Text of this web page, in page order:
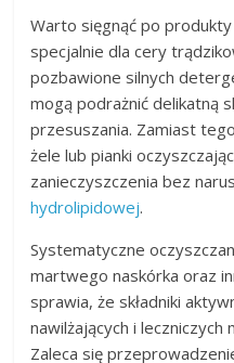
Warto sięgnąć po
specjalnie dla cery
pozbawione silnych
mogą podrażnić delikatną
przesuszania. Zamiast
żele lub pianki
zanieczyszczenia bez
hydrolipidowej.
Systematyczne
martwego naskórka oraz
sprawia, że składniki
nawilżających i leczniczych
Zaleca się